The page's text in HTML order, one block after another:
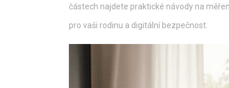
částech najdete praktické návody na
pro vaši rodinu a digitální bezpečnost.